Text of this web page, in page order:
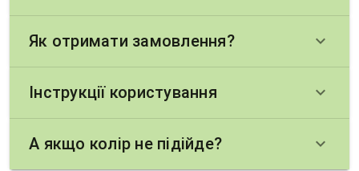
Як отримати замовлення? keyboard_arrow_down
Інструкції користування keyboard_arrow_down
А якщо колір не підійде? keyboard_arrow_down